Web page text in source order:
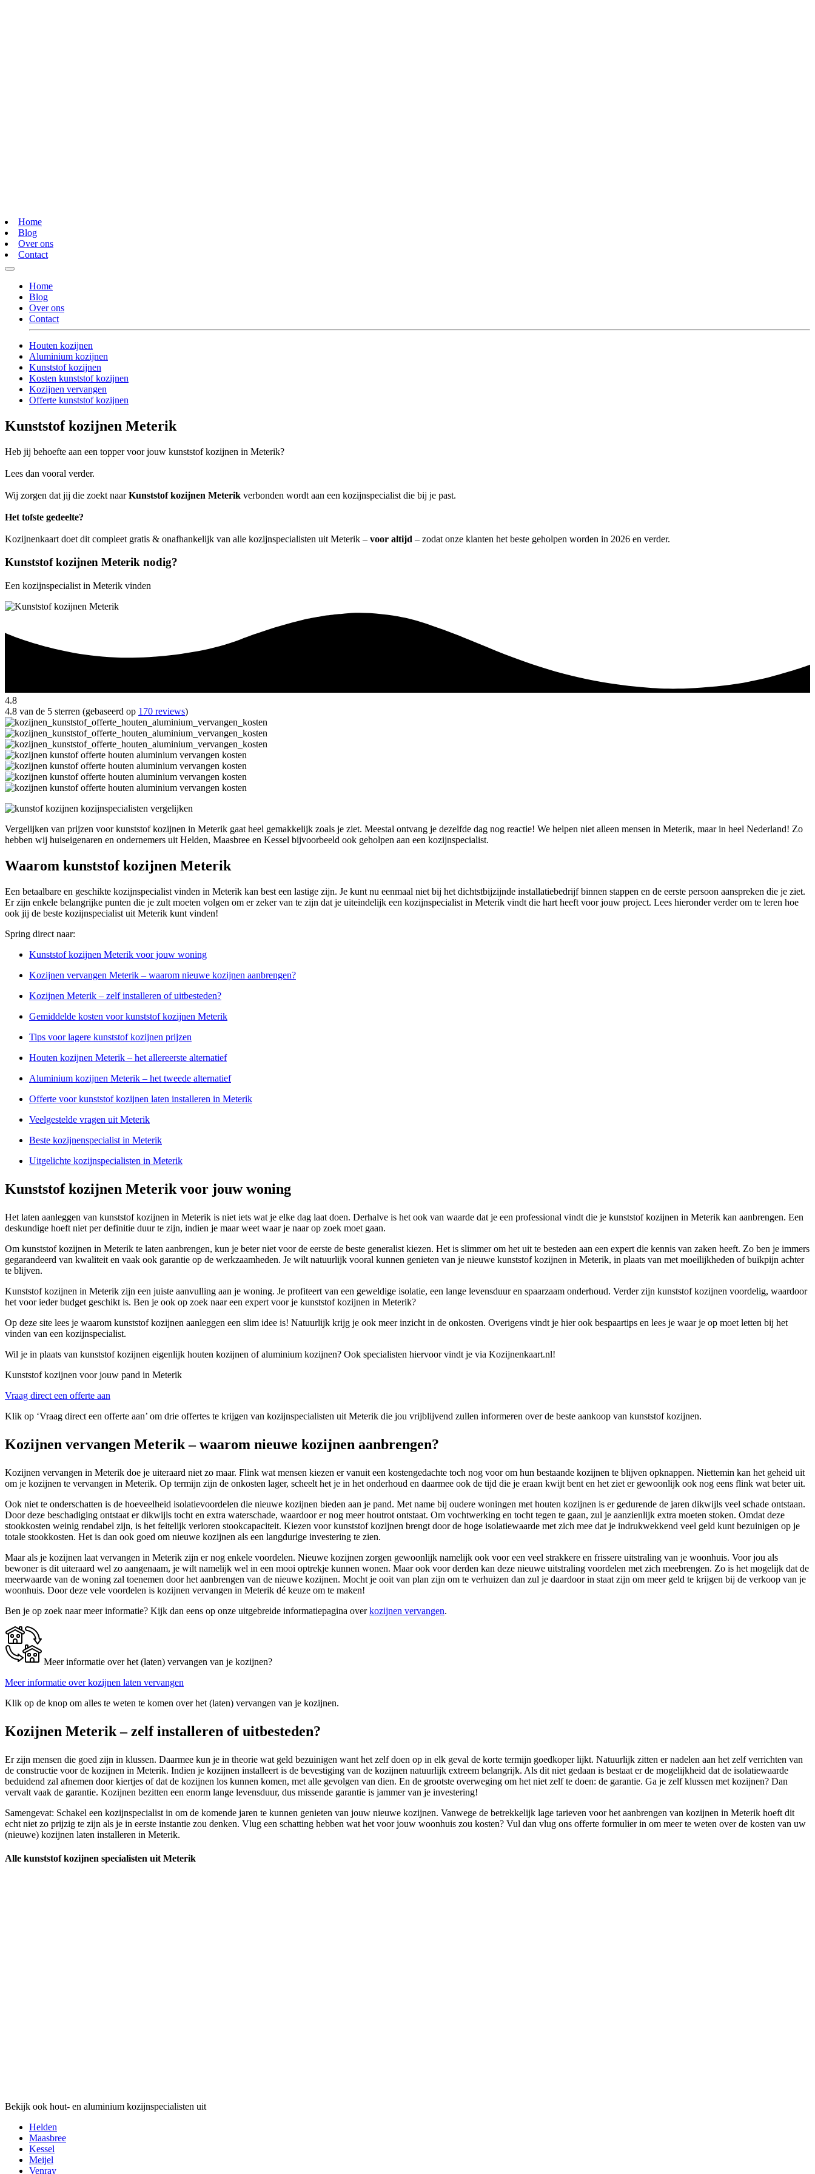
Home
Blog
Over ons
Contact
Home
Blog
Over ons
Contact
Houten kozijnen
Aluminium kozijnen
Kunststof kozijnen
Kosten kunststof kozijnen
Kozijnen vervangen
Offerte kunststof kozijnen
Kunststof kozijnen Meterik
Heb jij behoefte aan een topper voor jouw kunststof kozijnen in Meterik?
Lees dan vooral verder.
Wij zorgen dat jij die zoekt naarKunststof kozijnen Meterik verbonden wordt aan een kozijnspecialist die bij je past.
Het tofste gedeelte?
Kozijnenkaart doet dit compleet gratis & onafhankelijk van alle kozijnspecialisten uit Meterik – voor altijd – zodat onze klanten het beste geholpen worden in 2026 en verder.
Kunststof kozijnen Meterik nodig?
Een kozijnspecialist in Meterik vinden
4.8
4.8 van de 5 sterren (gebaseerd op 170 reviews)
Vergelijken van prijzen voor kunststof kozijnen in Meterik gaat heel gemakkelijk zoals je ziet. Meestal ontvang je dezelfde dag nog reactie! We helpen niet alleen mensen in Meterik, maar in heel Nederland! Zo
hebben wij huiseigenaren en ondernemers uit Helden, Maasbree en Kessel bijvoorbeeld ook geholpen aan een kozijnspecialist.
Waarom kunststof kozijnen Meterik
Een betaalbare en geschikte kozijnspecialist vinden in Meterik kan best een lastige zijn. Je kunt nu eenmaal niet bij het dichtstbijzijnde installatiebedrijf binnen stappen en de eerste persoon aanspreken die je ziet.
Er zijn enkele belangrijke punten die je zult moeten volgen om er zeker van te zijn dat je uiteindelijk een kozijnspecialist in Meterik vindt die hart heeft voor jouw project. Lees hieronder verder om te leren hoe
ook jij de beste kozijnspecialist uit Meterik kunt vinden!
Spring direct naar:
Kunststof kozijnen Meterik voor jouw woning
Kozijnen vervangen Meterik – waarom nieuwe kozijnen aanbrengen?
Kozijnen Meterik – zelf installeren of uitbesteden?
Gemiddelde kosten voor kunststof kozijnen Meterik
Tips voor lagere kunststof kozijnen prijzen
Houten kozijnen Meterik – het allereerste alternatief
Aluminium kozijnen Meterik – het tweede alternatief
Offerte voor kunststof kozijnen laten installeren in Meterik
Veelgestelde vragen uit Meterik
Beste kozijnenspecialist in Meterik
Uitgelichte kozijnspecialisten in Meterik
Kunststof kozijnen Meterik voor jouw woning
Het laten aanleggen van kunststof kozijnen in Meterik is niet iets wat je elke dag laat doen. Derhalve is het ook van waarde dat je een professional vindt die je kunststof kozijnen in Meterik kan aanbrengen. Een
deskundige hoeft niet per definitie duur te zijn, indien je maar weet waar je naar op zoek moet gaan.
Om kunststof kozijnen in Meterik te laten aanbrengen, kun je beter niet voor de eerste de beste generalist kiezen. Het is slimmer om het uit te besteden aan een expert die kennis van zaken heeft. Zo ben je immers
gegarandeerd van kwaliteit en vaak ook garantie op de werkzaamheden. Je wilt natuurlijk vooral kunnen genieten van je nieuwe kunststof kozijnen in Meterik, in plaats van met moeilijkheden of buikpijn achter
te blijven.
Kunststof kozijnen in Meterik zijn een juiste aanvulling aan je woning. Je profiteert van een geweldige isolatie, een lange levensduur en spaarzaam onderhoud. Verder zijn kunststof kozijnen voordelig, waardoor
het voor ieder budget geschikt is. Ben je ook op zoek naar een expert voor je kunststof kozijnen in Meterik?
Op deze site lees je waarom kunststof kozijnen aanleggen een slim idee is! Natuurlijk krijg je ook meer inzicht in de onkosten. Overigens vindt je hier ook bespaartips en lees je waar je op moet letten bij het
vinden van een kozijnspecialist.
Wil je in plaats van kunststof kozijnen eigenlijk houten kozijnen of aluminium kozijnen? Ook specialisten hiervoor vindt je via Kozijnenkaart.nl!
Kunststof kozijnen voor jouw pand in Meterik
Vraag direct een offerte aan
Klik op ‘Vraag direct een offerte aan’ om drie offertes te krijgen van kozijnspecialisten uit Meterik die jou vrijblijvend zullen informeren over de beste aankoop van kunststof kozijnen.
Kozijnen vervangen Meterik – waarom nieuwe kozijnen aanbrengen?
Kozijnen vervangen in Meterik doe je uiteraard niet zo maar. Flink wat mensen kiezen er vanuit een kostengedachte toch nog voor om hun bestaande kozijnen te blijven opknappen. Niettemin kan het geheid uit
om je kozijnen te vervangen in Meterik. Op termijn zijn de onkosten lager, scheelt het je in het onderhoud en daarmee ook de tijd die je eraan kwijt bent en het ziet er gewoonlijk ook nog eens flink wat beter uit.
Ook niet te onderschatten is de hoeveelheid isolatievoordelen die nieuwe kozijnen bieden aan je pand. Met name bij oudere woningen met houten kozijnen is er gedurende de jaren dikwijls veel schade ontstaan.
Door deze beschadiging ontstaat er dikwijls tocht en extra waterschade, waardoor er nog meer houtrot ontstaat. Om vochtwerking en tocht tegen te gaan, zul je aanzienlijk extra moeten stoken. Omdat deze
stookkosten weinig rendabel zijn, is het feitelijk verloren stookcapaciteit. Kiezen voor kunststof kozijnen brengt door de hoge isolatiewaarde met zich mee dat je indrukwekkend veel geld kunt bezuinigen op je
totale stookkosten. Het is dan ook goed om nieuwe kozijnen als een langdurige investering te zien.
Maar als je kozijnen laat vervangen in Meterik zijn er nog enkele voordelen. Nieuwe kozijnen zorgen gewoonlijk namelijk ook voor een veel strakkere en frissere uitstraling van je woonhuis. Voor jou als
bewoner is dit uiteraard wel zo aangenaam, je wilt namelijk wel in een mooi optrekje kunnen wonen. Maar ook voor derden kan deze nieuwe uitstraling voordelen met zich meebrengen. Zo is het mogelijk dat de
meerwaarde van de woning zal toenemen door het aanbrengen van de nieuwe kozijnen. Mocht je ooit van plan zijn om te verhuizen dan zul je daardoor in staat zijn om meer geld te krijgen bij de verkoop van je
woonhuis. Door deze vele voordelen is kozijnen vervangen in Meterik dé keuze om te maken!
Ben je op zoek naar meer informatie? Kijk dan eens op onze uitgebreide informatiepagina overkozijnen vervangen.
Meer informatie over het (laten) vervangen van je kozijnen?
Meer informatie over kozijnen laten vervangen
Klik op de knop om alles te weten te komen over het (laten) vervangen van je kozijnen.
Kozijnen Meterik – zelf installeren of uitbesteden?
Er zijn mensen die goed zijn in klussen. Daarmee kun je in theorie wat geld bezuinigen want het zelf doen op in elk geval de korte termijn goedkoper lijkt. Natuurlijk zitten er nadelen aan het zelf verrichten van
de constructie voor de kozijnen in Meterik. Indien je kozijnen installeert is de bevestiging van de kozijnen natuurlijk extreem belangrijk. Als dit niet gedaan is bestaat er de mogelijkheid dat de isolatiewaarde
beduidend zal afnemen door kiertjes of dat de kozijnen los kunnen komen, met alle gevolgen van dien. En de grootste overweging om het niet zelf te doen: de garantie. Ga je zelf klussen met kozijnen? Dan
vervalt vaak de garantie. Kozijnen bezitten een enorm lange levensduur, dus missende garantie is jammer van je investering!
Samengevat: Schakel een kozijnspecialist in om de komende jaren te kunnen genieten van jouw nieuwe kozijnen. Vanwege de betrekkelijk lage tarieven voor het aanbrengen van kozijnen in Meterik hoeft dit
echt niet zo prijzig te zijn als je in eerste instantie zou denken. Vlug een schatting hebben wat het voor jouw woonhuis zou kosten? Vul dan vlug ons offerte formulier in om meer te weten over de kosten van uw
(nieuwe) kozijnen laten installeren in Meterik.
Alle kunststof kozijnen specialisten uit Meterik
Bekijk ook hout- en aluminium kozijnspecialisten uit
Helden
Maasbree
Kessel
Meijel
Venray